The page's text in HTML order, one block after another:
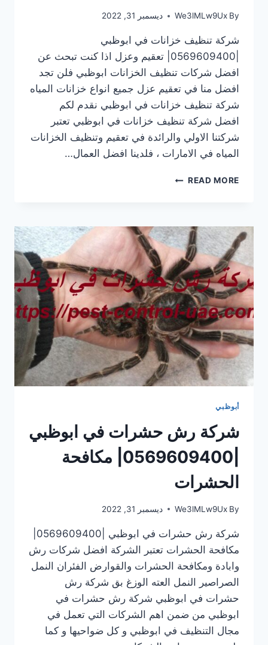
By
We3lMLw9Ux ديسمبر 31, 2022
شركة تنظيف خزانات في ابوظبي
|0569609400| تعقيم وعزل اذا كنت تبحث عن
افضل شركات تنظيف الخزانات ابوظبي فلن تجد
افضل منا في تعقيم عزل جميع انواع خزانات المياه
شركة تنظيف خزانات في ابوظبي نقدم لكم
افضل شركة تنظيف خزانات في ابوظبي تعتبر
شركتنا الاولي والرائدة في تعقيم وتنظيف الخزانات
المياه في الامارات ، فلدينا افضل العمال…
READ MOREشركة
ابوظبي
تعقيم
وعزل
أبوظبي
شركة رش حشرات في ابوظبي
|0569609400| مكافحة
الحشرات
By
We3lMLw9Ux ديسمبر 31, 2022
مكافحة الحشرات تعتبر الشركة افضل شركات رش
وابادة ومكافحة الحشرات والقوارض الفئران النمل
الصراصير النمل العته الوزغ بق شركة رش
حشرات في ابوظبي شركة رش حشرات في
ابوظبي من ضمن اهم الشركات التي تعمل في
مجال التنظيف في ابوظبي و كل ضواحيها و كما